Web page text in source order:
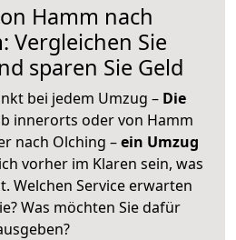
Hamm nach
Vergleichen Sie
sparen Sie Geld
bei jedem Umzug – Die
innerorts oder von Hamm
nach Olching –ein Umzug
vorher im Klaren sein, was
Welchen Service erwarten
Was möchten Sie dafür